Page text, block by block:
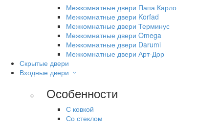
Межкомнатные двери Папа Карло
Межкомнатные двери Korfad
Межкомнатные двери Терминус
Межкомнатные двери Omega
Межкомнатные двери Darumi
Межкомнатные двери Арт-Дор
Скрытые двери
Входные двери
Особенности
С ковкой
Со стеклом